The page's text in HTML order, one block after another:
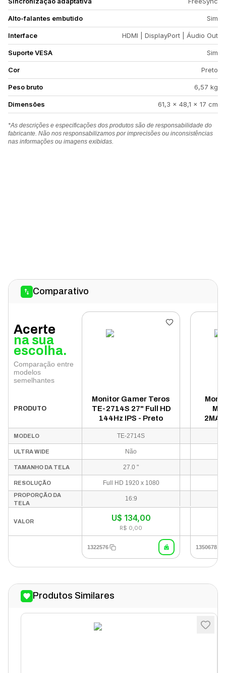
Alto-falantes embutido Sim
Interface HDMI | DisplayPort | Áudio Out
Suporte VESA Sim
Cor Preto
Peso bruto 6,57 kg
Dimensões 61,3 x 48,1 x 17 cm
*As descrições e especificações dos produtos são de responsabilidade do
fabricante. Não nos responsabilizamos por imprecisões ou inconsistências
nas informações ou imagens exibidas.
Comparativo
Acerte
na sua
escolha.
Comparação entre
modelos
semelhantes
PRODUTO
Monitor Gamer Teros
TE-2714S 27" Full HD
144Hz IPS - Preto
HD
MODELO TE-2714S
ULTRA WIDE Não
TAMANHO DA TELA 27.0 "
RESOLUÇÃO Full HD 1920 x 1080
PROPORÇÃO DA
TELA
16:9
VALOR U$ 134,00
R$ 0,00
1322576 1350678
Produtos Similares